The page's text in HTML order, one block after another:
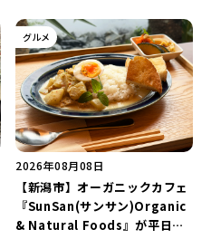
グルメ
2026年08月08日
【新潟市】オーガニックカフェ
『SunSan(サンサン)Organic
& Natural Foods』が平日ラ